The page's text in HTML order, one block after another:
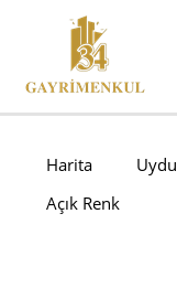
Harita
Uydu
Açık Renk